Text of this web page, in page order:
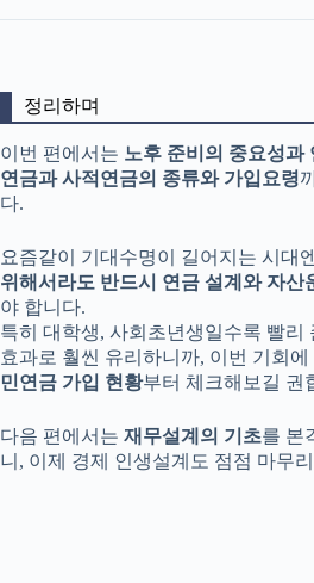
정리하며
이번 편에서는 노후 준비의 중요성과
연금과 사적연금의 종류와 가입요령
다.
요즘같이 기대수명이 길어지는 시대엔
위해서라도 반드시 연금 설계와 자산
야 합니다.
특히 대학생, 사회초년생일수록 빨리
효과로 훨씬 유리하니까, 이번 기회에
민연금 가입 현황부터 체크해보길 권
다음 편에서는 재무설계의 기초를 본
니, 이제 경제 인생설계도 점점 마무